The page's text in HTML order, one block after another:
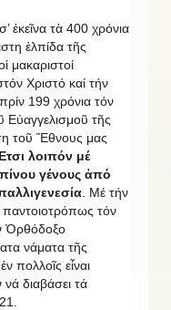
ἐκεῖνα τὰ 400 χρόνια
ἐλπίδα τῆς
μακαριστοί
Χριστό καί τήν
199 χρόνια τόν
τῆς
τοῦ Ἔθνους μας
λοιπόν μέ
γένους ἀπό
. Μέ τήν
παντοιοτρόπως τόν
Ὀρθόδοξο
νάματα τῆς
πολλοῖς εἶναι
διαβάσει τά